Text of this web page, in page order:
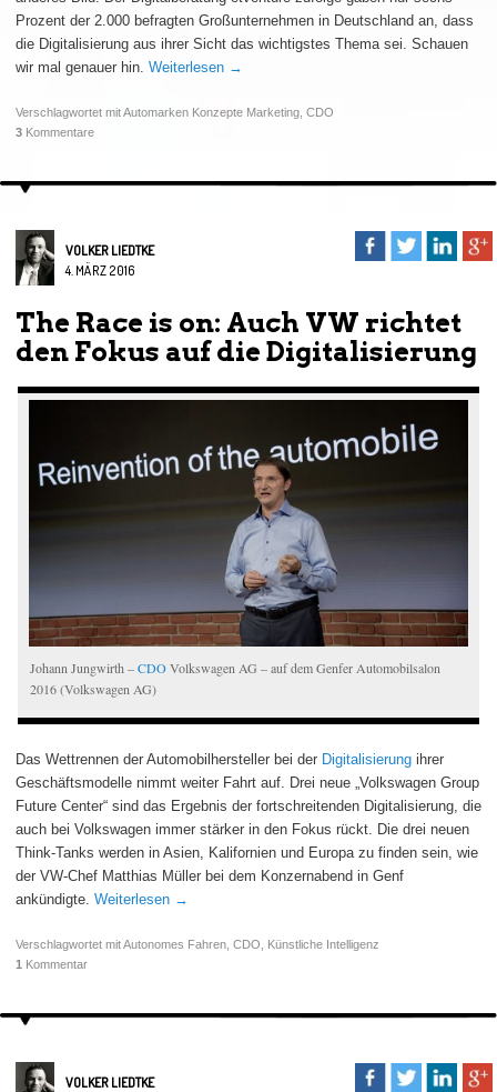
Prozent der 2.000 befragten Großunternehmen in Deutschland an, dass
die Digitalisierung aus ihrer Sicht das wichtigstes Thema sei. Schauen
wir mal genauer hin. Weiterlesen →
Verschlagwortet mitAutomarken Konzepte Marketing CDO
3 Kommentare
VOLKER LIEDTKE
4. MÄRZ 2016
The Race is on: Auch VW richtet
den Fokus auf die Digitalisierung
Johann Jungwirth –CDOVolkswagen AG – auf dem Genfer Automobilsalon
2016 (Volkswagen AG)
Das Wettrennen der Automobilhersteller bei der Digitalisierung ihrer
Geschäftsmodelle nimmt weiter Fahrt auf. Drei neue „Volkswagen Group
Future Center“ sind das Ergebnis der fortschreitenden Digitalisierung, die
auch bei Volkswagen immer stärker in den Fokus rückt. Die drei neuen
Think-Tanks werden in Asien, Kalifornien und Europa zu finden sein, wie
der VW-Chef Matthias Müller bei dem Konzernabend in Genf
ankündigte. Weiterlesen →
Verschlagwortet mitAutonomes Fahren CDO
Künstliche Intelligenz
1 Kommentar
VOLKER LIEDTKE